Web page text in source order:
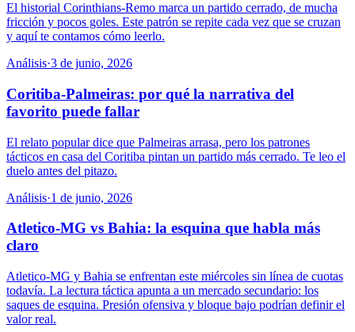
El historial Corinthians-Remo marca un partido cerrado, de mucha
fricción y pocos goles. Este patrón se repite cada vez que se cruzan
y aquí te contamos cómo leerlo.
Análisis·3 de junio, 2026
Coritiba-Palmeiras: por qué la narrativa del
favorito puede fallar
El relato popular dice que Palmeiras arrasa, pero los patrones
tácticos en casa del Coritiba pintan un partido más cerrado. Te leo el
duelo antes del pitazo.
Análisis·1 de junio, 2026
Atletico-MG vs Bahia: la esquina que habla más
claro
Atletico-MG y Bahia se enfrentan este miércoles sin línea de cuotas
todavía. La lectura táctica apunta a un mercado secundario: los
saques de esquina. Presión ofensiva y bloque bajo podrían definir el
valor real.